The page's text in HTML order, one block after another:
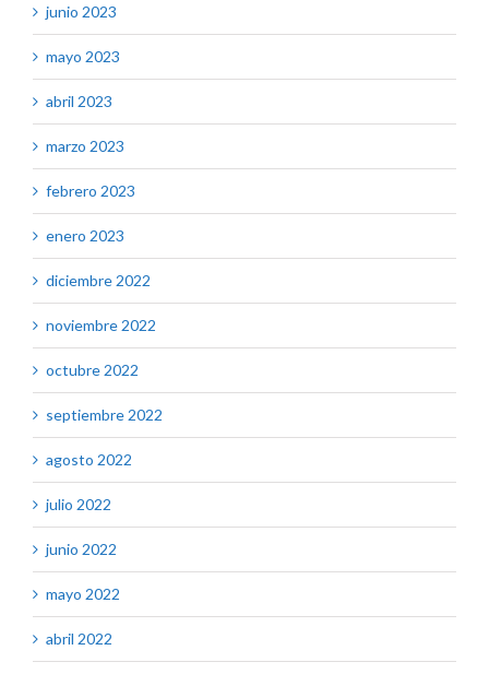
junio 2023
mayo 2023
abril 2023
marzo 2023
febrero 2023
enero 2023
diciembre 2022
noviembre 2022
octubre 2022
septiembre 2022
agosto 2022
julio 2022
junio 2022
mayo 2022
abril 2022